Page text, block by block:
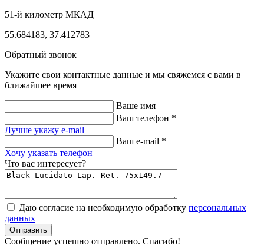
51-й километр МКАД
55.684183, 37.412783
Обратный звонок
Укажите свои контактные данные и мы свяжемся с вами в
ближайшее время
Ваше имя
Ваш телефон *
Лучше укажу e-mail
Ваш e-mail *
Хочу указать телефон
Что вас интересует?
Даю согласие на необходимую обработку персональных
данных
Отправить
Cообщение успешно отправлено. Cпасибо!